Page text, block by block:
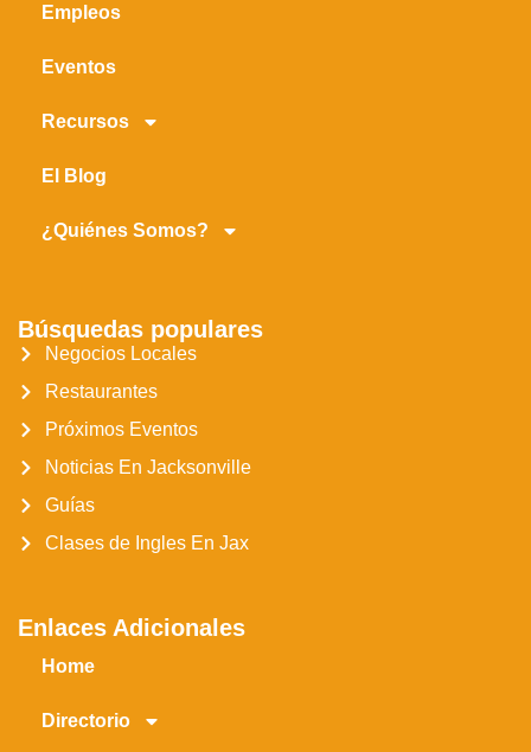
Empleos
Eventos
Recursos
El Blog
¿Quiénes Somos?
Búsquedas populares
Negocios Locales
Restaurantes
Próximos Eventos
Noticias En Jacksonville
Guías
Clases de Ingles En Jax
Enlaces Adicionales
Home
Directorio